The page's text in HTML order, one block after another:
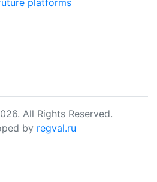
All Rights Reserved.
by regval.ru